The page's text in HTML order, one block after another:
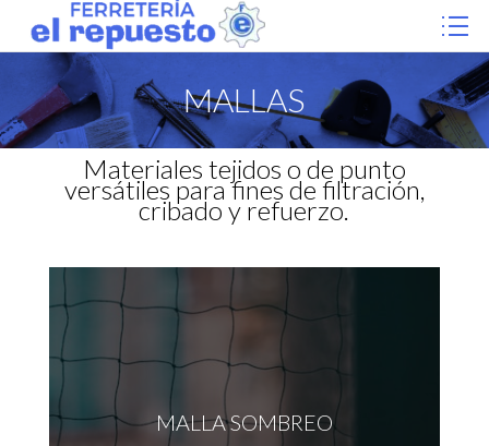
MALLAS
Materiales tejidos o de punto
versátiles para fines de filtración,
cribado y refuerzo.
MALLA SOMBREO